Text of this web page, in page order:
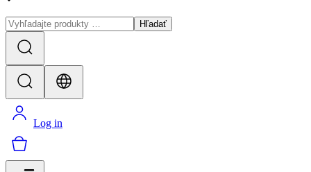
Hľadať
Log in